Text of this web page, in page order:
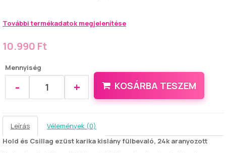
További termékadatok megjelenítése
10.990 Ft
Mennyiség
- + KOSÁRBA TESZEM
Leírás
Vélemények (0)
Hold és Csillag ezüst karika kislány fülbevaló, 24k aranyozott